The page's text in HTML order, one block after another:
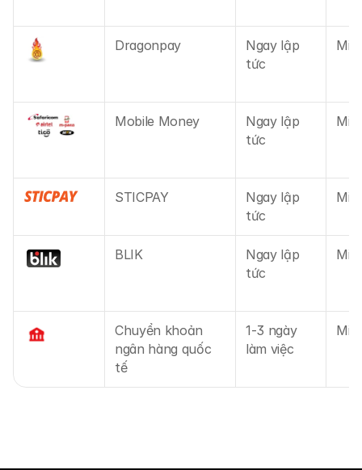
Tài liệu pháp lý
Blog
Đối tác
Dragonpay
Ngay lập
tức
Mobile Money
Ngay lập
tức
STICPAY
Ngay lập
tức
BLIK
Ngay lập
tức
Chuyển khoản
ngân hàng quốc
tế
1-3 ngày
làm việc